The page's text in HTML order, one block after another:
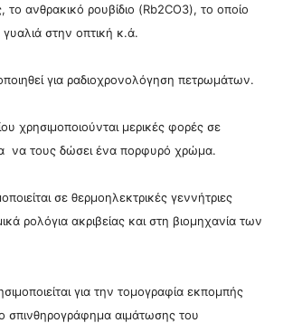
το ανθρακικό ρουβίδιο (Rb2CO3), το οποίο
γυαλιά στην οπτική κ.ά.
για ραδιοχρονολόγηση πετρωμάτων.
χρησιμοποιούνται μερικές φορές σε
να τους δώσει ένα πορφυρό χρώμα.
σε θερμοηλεκτρικές γεννήτριες
ρολόγια ακριβείας και στη βιομηχανία των
για την τομογραφία εκπομπής
σπινθηρογράφημα αιμάτωσης του